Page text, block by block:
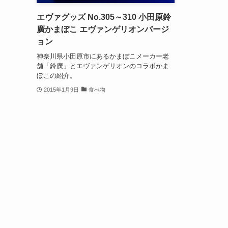
エヴァグッズ No.305～310 小田原鈴
廣かまぼこ エヴァンゲリオンバージ
ョン
神奈川県小田原市にあるかまぼこメーカー老
舗「鈴廣」とエヴァンゲリオンのコラボかま
ぼこの紹介。
2015年1月9日 食べ物